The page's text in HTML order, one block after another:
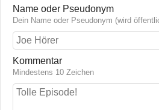
Name oder Pseudonym
Dein Name oder Pseudonym (wird
Kommentar
Mindestens 10 Zeichen